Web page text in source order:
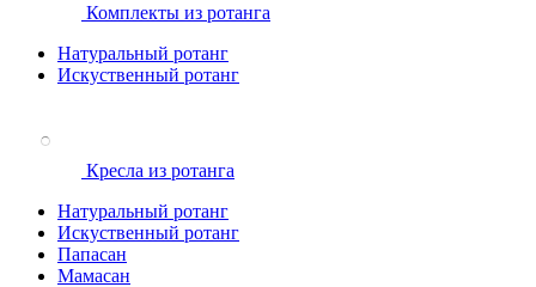
Комплекты из ротанга
Натуральный ротанг
Искуственный ротанг
Кресла из ротанга
Натуральный ротанг
Искуственный ротанг
Папасан
Мамасан